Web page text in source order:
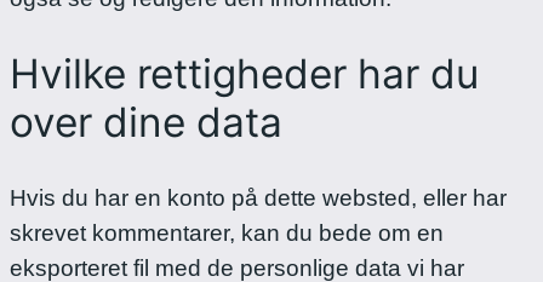
Hvilke rettigheder har du
over dine data
Hvis du har en konto på dette websted, eller har
skrevet kommentarer, kan du bede om en
eksporteret fil med de personlige data vi har